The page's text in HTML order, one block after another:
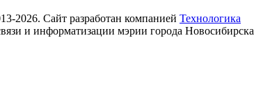
2026. Сайт разработан компанией Технологика
и информатизации мэрии города Новосибирска